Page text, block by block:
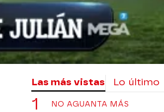
Las más vistas Lo último
NO AGUANTA MÁS